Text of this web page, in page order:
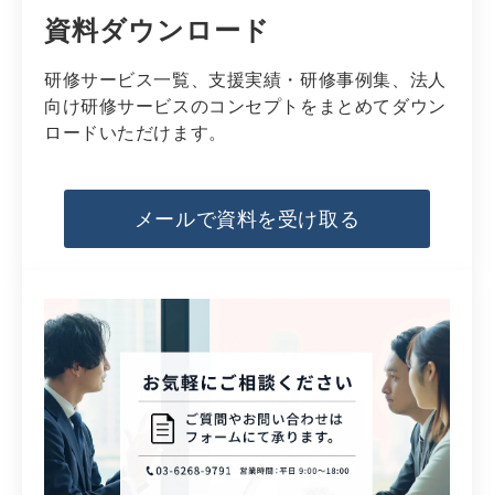
資料ダウンロード
研修サービス一覧、支援実績・研修事例集、法人
向け研修サービスのコンセプトをまとめてダウン
ロードいただけます。
メールで資料を受け取る